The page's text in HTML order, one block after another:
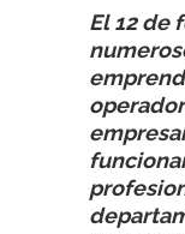
El 12 de